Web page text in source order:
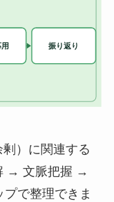
）に関連する
→ 文脈把握 →
で整理できま